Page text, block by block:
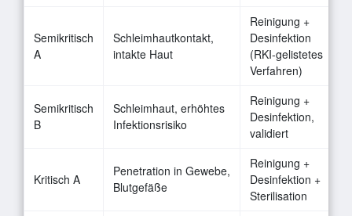
Semikritisch
A
Schleimhautkontakt,
intakte Haut
Reinigung +
Desinfektion
(RKI-gelistetes
Verfahren)
Semikritisch
B
Schleimhaut, erhöhtes
Infektionsrisiko
Reinigung +
Desinfektion,
validiert
Kritisch A
Penetration in Gewebe,
Blutgefäße
Reinigung +
Desinfektion +
Sterilisation